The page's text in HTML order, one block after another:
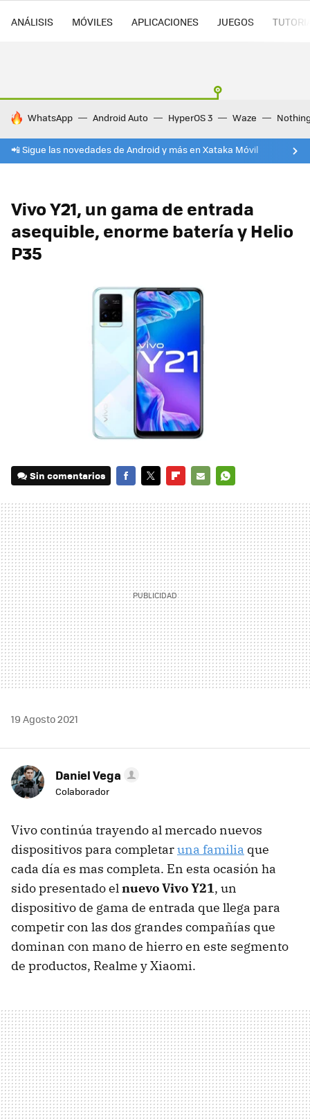
ANÁLISIS MÓVILES APLICACIONES JUEGOS
HOY SE HABLA DE
WhatsApp Android Auto HyperOS 3 Waze
📲 Sigue las novedades de Android y más en Xataka Móvil
Vivo Y21, un gama de entrada
asequible, enorme batería y Helio
P35
Sin comentarios
MAIL
19 Agosto 2021
Daniel Vega
Colaborador
Vivo continúa trayendo al mercado nuevos
dispositivos para completaruna familia que
cada día es mas completa. En esta ocasión ha
sido presentado elnuevo Vivo Y21, un
dispositivo de gama de entrada que llega para
competir con las dos grandes compañías que
dominan con mano de hierro en este segmento
de productos, Realme y Xiaomi.